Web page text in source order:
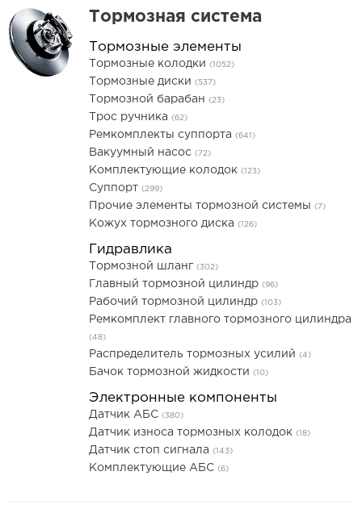
Тормозная система
Тормозные элементы
Тормозные колодки (1052)
Тормозные диски (537)
Тормозной барабан (23)
Трос ручника (62)
Ремкомплекты суппорта (641)
Вакуумный насос (72)
Комплектующие колодок (123)
Суппорт (299)
Прочие элементы тормозной системы (7)
Кожух тормозного диска (126)
Гидравлика
Тормозной шланг (302)
Главный тормозной цилиндр (96)
Рабочий тормозной цилиндр (103)
Ремкомплект главного тормозного цилиндра
(48)
Распределитель тормозных усилий (4)
Бачок тормозной жидкости (10)
Электронные компоненты
Датчик АБС (380)
Датчик износа тормозных колодок (18)
Датчик стоп сигнала (143)
Комплектующие АБС (6)